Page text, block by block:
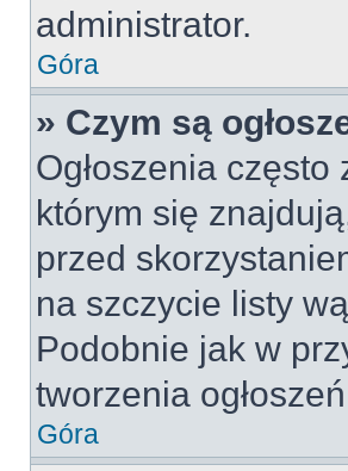
administrator.
Góra
» Czym są
Ogłoszenia
którym się
przed
na szczycie listy
Podobnie jak w
tworzenia
Góra